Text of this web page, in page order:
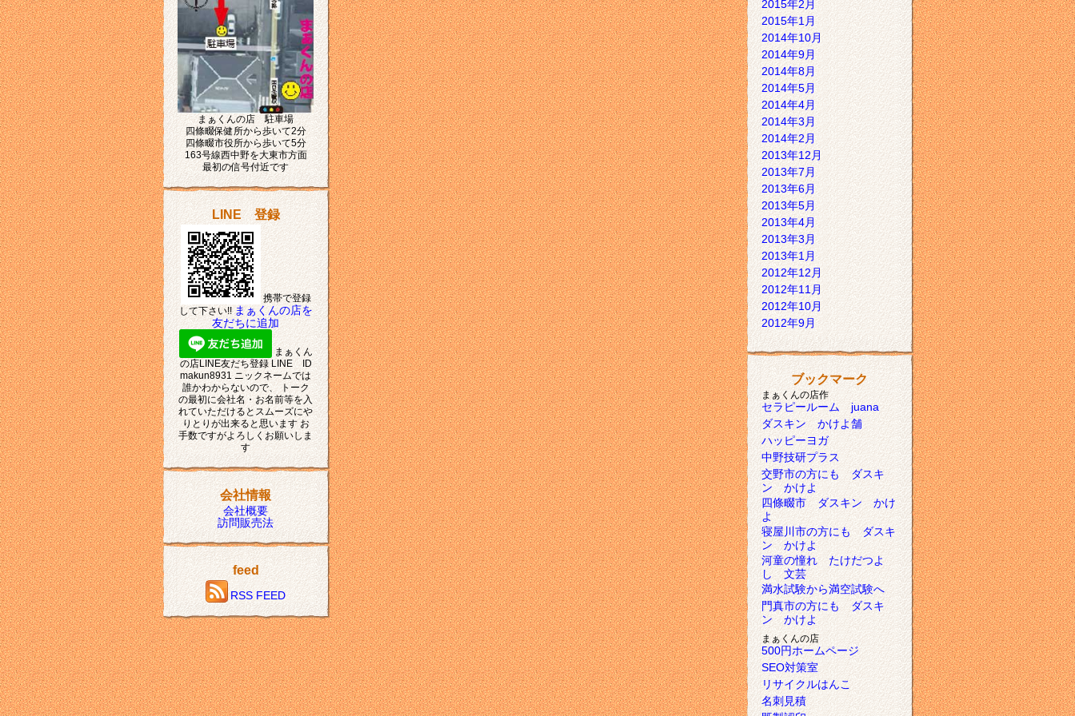
まぁくんの店 駐車場
四條畷保健所から歩いて2分
四條畷市役所から歩いて5分
163号線西中野を大東市方面
最初の信号付近です
LINE 登録
携帯で登録
して下さい!!まぁくんの店を
友だちに追加
まぁくん
の店LINE友だち登録 LINE ID
makun8931 ニックネームでは
誰かわからないので、 トーク
の最初に会社名・お名前等を入
れていただけるとスムーズにや
りとりが出来ると思います お
手数ですがよろしくお願いしま
す
会社情報
会社概要
訪問販売法
feed
RSS FEED
2015年2月
2015年1月
2014年10月
2014年9月
2014年8月
2014年5月
2014年4月
2014年3月
2014年2月
2013年12月
2013年7月
2013年6月
2013年5月
2013年4月
2013年3月
2013年1月
2012年12月
2012年11月
2012年10月
2012年9月
ブックマーク
まぁくんの店作
セラピールーム juana
ダスキン かけよ舗
ハッピーヨガ
中野技研プラス
交野市の方にも ダスキ
ン かけよ
四條畷市 ダスキン かけ
よ
寝屋川市の方にも ダスキ
ン かけよ
河童の憧れ たけだつよ
し 文芸
満水試験から満空試験へ
門真市の方にも ダスキ
ン かけよ
まぁくんの店
500円ホームページ
SEO対策室
リサイクルはんこ
名刺見積